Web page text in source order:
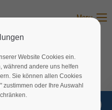
Menu
BW (FH), 56 J.)
Website Cookies ein.
während andere uns helfen
Sie können allen Cookies
oder Ihre Auswahl